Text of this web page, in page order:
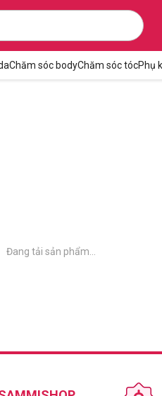
Chăm sóc bodyChăm sóc tócPhụ
Đang tải sản phẩm...